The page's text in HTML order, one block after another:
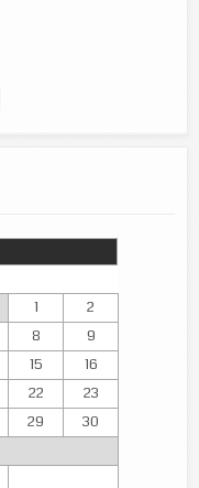
1
2
8
9
15
16
22
23
29
30